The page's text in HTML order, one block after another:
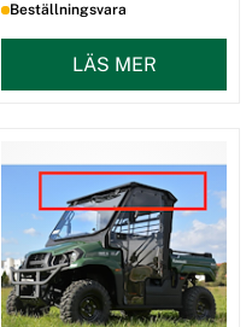
Beställningsvara
LÄS MER